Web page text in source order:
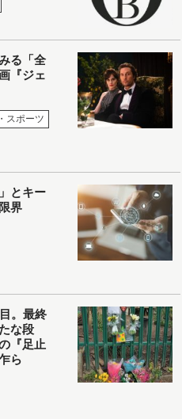
る「全
『ジェ
スポーツ
とキー
界
。最終
な段
『足止
ら